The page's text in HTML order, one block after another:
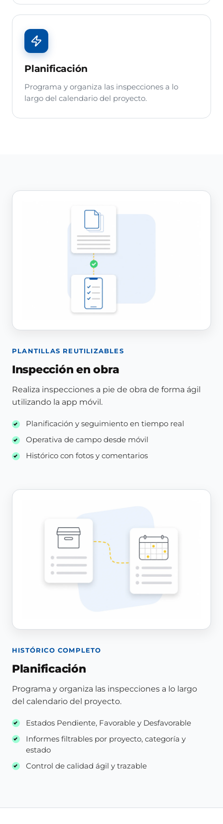
Planificación
Programa y organiza las inspecciones a lo
largo del calendario del proyecto.
PLANTILLAS REUTILIZABLES
Inspección en obra
Realiza inspecciones a pie de obra de forma ágil
utilizando la app móvil.
Planificación y seguimiento en tiempo real
Operativa de campo desde móvil
Histórico con fotos y comentarios
HISTÓRICO COMPLETO
Planificación
Programa y organiza las inspecciones a lo largo
del calendario del proyecto.
Estados Pendiente, Favorable y Desfavorable
Informes filtrables por proyecto, categoría y
estado
Control de calidad ágil y trazable